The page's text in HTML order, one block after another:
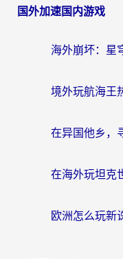
国外加速国内游戏